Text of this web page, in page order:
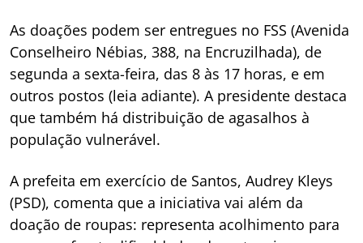
As doações podem ser entregues no FSS (Avenida
Conselheiro Nébias, 388, na Encruzilhada), de
segunda a sexta-feira, das 8 às 17 horas, e em
outros postos (leia adiante). A presidente destaca
que também há distribuição de agasalhos à
população vulnerável.
A prefeita em exercício de Santos, Audrey Kleys
(PSD), comenta que a iniciativa vai além da
doação de roupas: representa acolhimento para